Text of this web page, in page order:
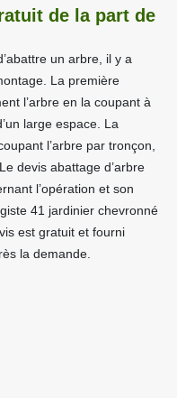
de la part de
un arbre, il y a
La première
l’arbre en la coupant à
large espace. La
l’arbre par tronçon,
devis abattage d’arbre
l’opération et son
41 jardinier chevronné
est gratuit et fourni
la demande.